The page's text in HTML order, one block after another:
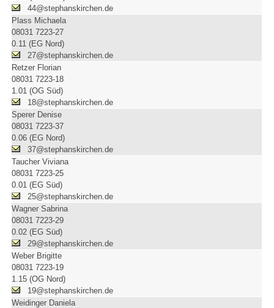
44@stephanskirchen.de
Plass Michaela
08031 7223-27
0.11 (EG Nord)
27@stephanskirchen.de
Retzer Florian
08031 7223-18
1.01 (OG Süd)
18@stephanskirchen.de
Sperer Denise
08031 7223-37
0.06 (EG Nord)
37@stephanskirchen.de
Taucher Viviana
08031 7223-25
0.01 (EG Süd)
25@stephanskirchen.de
Wagner Sabrina
08031 7223-29
0.02 (EG Süd)
29@stephanskirchen.de
Weber Brigitte
08031 7223-19
1.15 (OG Nord)
19@stephanskirchen.de
Weidinger Daniela